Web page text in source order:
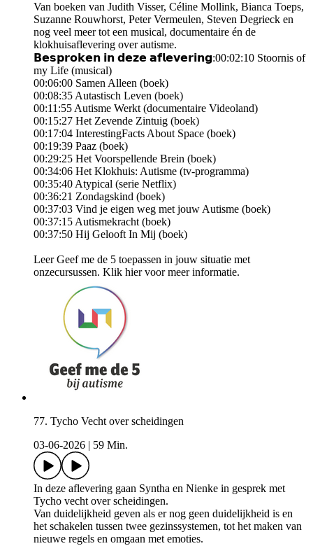
Van boeken van Judith Visser, Céline Mollink, Bianca Toeps,
Suzanne Rouwhorst, Peter Vermeulen, Steven Degrieck en
nog veel meer tot een musical, documentaire én de
klokhuisaflevering over autisme.
𝗕𝗲𝘀𝗽𝗿𝗼𝗸𝗲𝗻 𝗶𝗻 𝗱𝗲𝘇𝗲 𝗮𝗳𝗹𝗲𝘃𝗲𝗿𝗶𝗻𝗴:00:02:10 Stoornis of
my Life (musical)
00:06:00 Samen Alleen (boek)
00:08:35 Autastisch Leven (boek)
00:11:55 Autisme Werkt (documentaire Videoland)
00:15:27 Het Zevende Zintuig (boek)
00:17:04 InterestingFacts About Space (boek)
00:19:39 Paaz (boek)
00:29:25 Het Voorspellende Brein (boek)
00:34:06 Het Klokhuis: Autisme (tv-programma)
00:35:40 Atypical (serie Netflix)
00:36:21 Zondagskind (boek)
00:37:03 Vind je eigen weg met jouw Autisme (boek)
00:37:15 Autismekracht (boek)
00:37:50 Hij Gelooft In Mij (boek)
Leer Geef me de 5 toepassen in jouw situatie met
onzecursussen. ⁠⁠⁠Klik ⁠hier⁠⁠⁠⁠ voor meer informatie.
77. Tycho Vecht over scheidingen
03-06-2026
59 Min.
In deze aflevering gaan Syntha en Nienke in gesprek met
Tycho vecht over scheidingen.
Van duidelijkheid geven als er nog geen duidelijkheid is en
het schakelen tussen twee gezinssystemen, tot het maken van
nieuwe regels en omgaan met emoties.